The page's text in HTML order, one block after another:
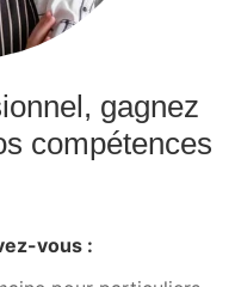
gagnez
compétences
vous :